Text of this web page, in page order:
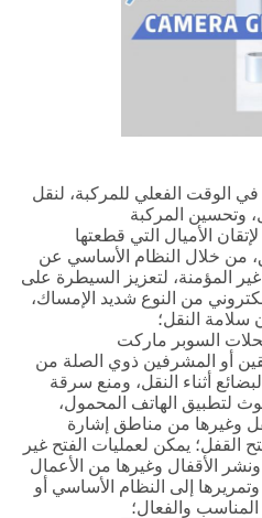
في الوقت الفعلي للمركبة، لنقل
وتحسين المركبة
الأميال التي قطعتها
من خلال النظام الأساسي عن
المؤمنة، لتعزيز السيطرة على
من النوع شديد الإمساك،
سلامة النقل؛
السوبر ماركت
أو المشرفين ذوي الصلة من
أثناء النقل، ومنع سرقة
لتطبيق الهاتف المحمول،
وغيرها من مناطق إشارة
القفل؛ يمكن لعمليات الفتح غير
ونشر الأقفال وغيرها من الأعمال
إلى النظام الأساسي أو
والفعال؛